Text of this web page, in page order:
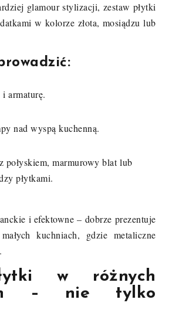
glamour stylizacji, zestaw płytki
w kolorze złota, mosiądzu lub
armaturę.
nad wyspą kuchenną.
połyskiem, marmurowy blat lub
płytkami.
i efektowne – dobrze prezentuje
kuchniach, gdzie metaliczne
w różnych
– nie tylko